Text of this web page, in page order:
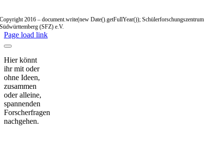
Copyright 2016 – document.write(new Date().getFullYear()); Schülerforschungszentrum
Südwürttemberg (SFZ) e.V.
Page load link
Hier könnt
ihr mit oder
ohne Ideen,
zusammen
oder alleine,
spannenden
Forscherfragen
nachgehen.